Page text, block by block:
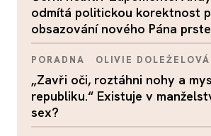
odmítá politickou korektnost
obsazování nového Pána
PORADNA OLIVIE DOLEŽELOVÁ
„Zavři oči, roztáhni nohy a
republiku.“ Existuje v
sex?